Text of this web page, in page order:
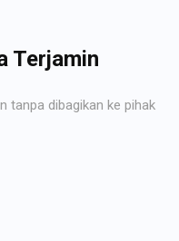
Terjamin
tanpa dibagikan ke pihak